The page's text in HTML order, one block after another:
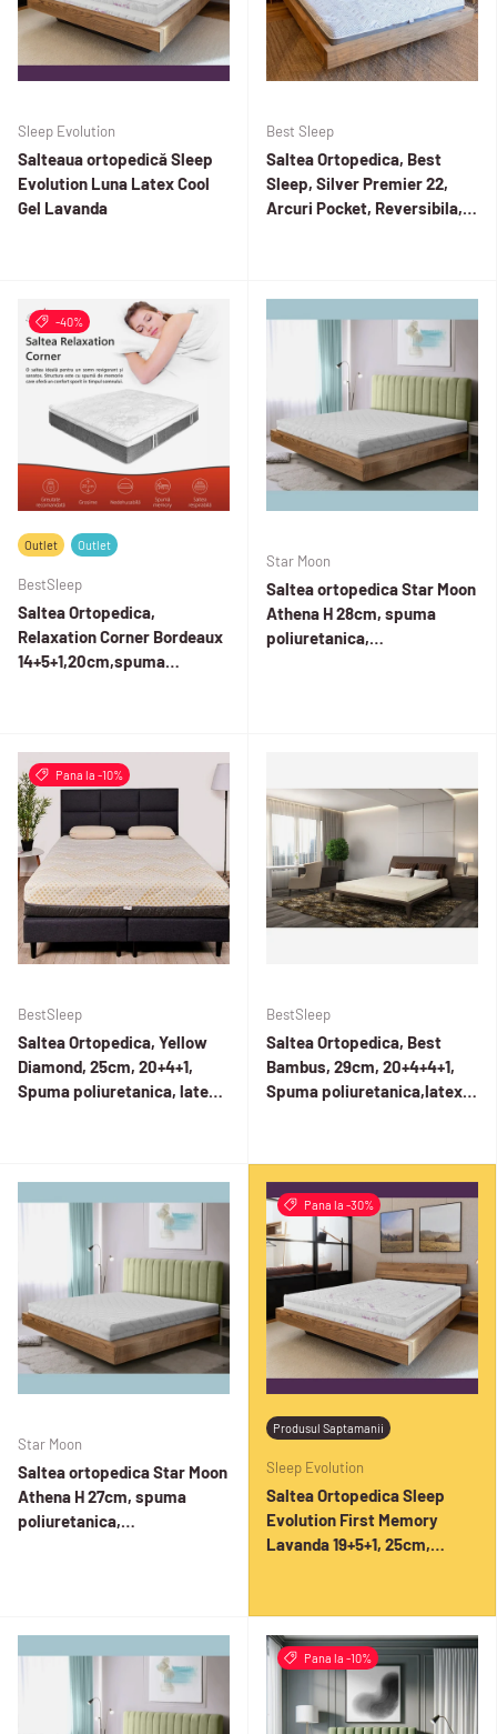
Sleep Evolution
Salteaua ortopedică Sleep
Evolution Luna Latex Cool
Gel Lavanda
Best Sleep
Saltea Ortopedica, Best
Sleep, Silver Premier 22,
Arcuri Pocket, Reversibila,
-40%
Outlet Outlet
BestSleep
Saltea Ortopedica,
Relaxation Corner Bordeaux
14+5+1,20cm,spuma
moale - OUTLET
Star Moon
Saltea ortopedica Star Moon
Athena H 28cm, spuma
poliuretanica,
Pana la -10%
BestSleep
Saltea Ortopedica, Yellow
Diamond, 25cm, 20+4+1,
Spuma poliuretanica, latex
BestSleep
Saltea Ortopedica, Best
Bambus, 29cm, 20+4+4+1,
Spuma poliuretanica,latex
fermitate medie
Star Moon
Saltea ortopedica Star Moon
Athena H 27cm, spuma
poliuretanica,
Pana la -30%
Produsul Saptamanii
Sleep Evolution
Saltea Ortopedica Sleep
Evolution First Memory
Lavanda 19+5+1, 25cm,
tratata cu lavanda,
fermitate moale
Pana la -10%